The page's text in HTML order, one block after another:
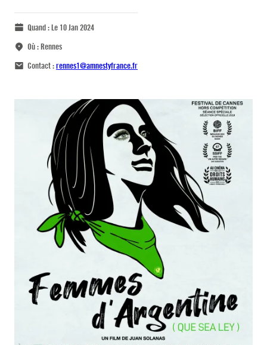
Quand :Le 10 Jan 2024
Où :Rennes
Contact :rennes1@amnestyfrance.fr